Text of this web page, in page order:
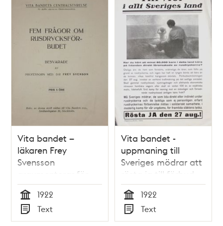
Vita bandet –
läkaren Frey
Svensson
argumenterar för
alkoholförbud1922
Tid
1922
Typ
Text
Vita bandet -
uppmaning till
Sveriges mödrar att
rösta ja till förbud
mot alkohol
Tid
1922
Typ
Text